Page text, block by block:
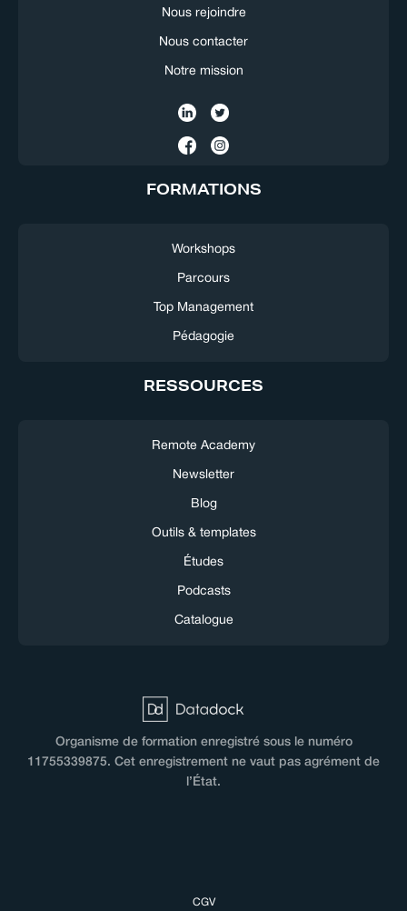
Nous rejoindre
Nous contacter
Notre mission
FORMATIONS
Workshops
Parcours
Top Management
Pédagogie
RESSOURCES
Remote Academy
Newsletter
Blog
Outils & templates
Études
Podcasts
Catalogue
Organisme de formation enregistré sous le numéro
11755339875. Cet enregistrement ne vaut pas agrément de
l’État.
CGV